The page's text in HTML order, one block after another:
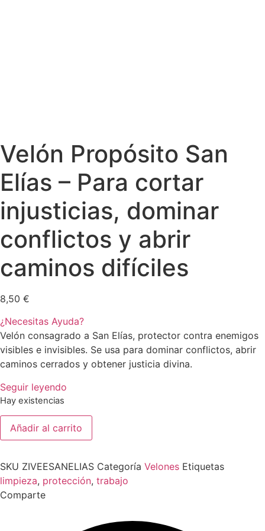
Velón Propósito San
Elías – Para cortar
injusticias, dominar
conflictos y abrir
caminos difíciles
8,50 €
¿Necesitas Ayuda?
Velón consagrado a San Elías, protector contra enemigos
visibles e invisibles. Se usa para dominar conflictos, abrir
caminos cerrados y obtener justicia divina.
Seguir leyendo
Hay existencias
Velón
Propósito
San
Para
cortar
injusticias,
dominar
Añadir al carrito
SKU ZIVEESANELIAS Categoría Velones Etiquetas
limpieza, protección, trabajo
Comparte